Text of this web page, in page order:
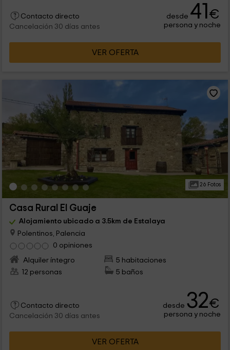
Contacto directo
Cancelación 30 días antes
desde 41€
persona y noche
VER OFERTA
26 Fotos
Casa Rural El Guaje
Alojamiento ubicado a 3.5km de Estalaya
Polentinos, Palencia
0 opiniones
Alquiler íntegro
5 habitaciones
12 personas
5 baños
Contacto directo
Cancelación 30 días antes
desde 32€
persona y noche
VER OFERTA